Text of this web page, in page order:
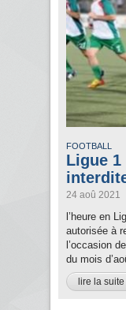
FOOTBALL
Ligue 1
24 aoû 2021
l’heure en
autorisée à
l’occasion
du mois
lire la suite